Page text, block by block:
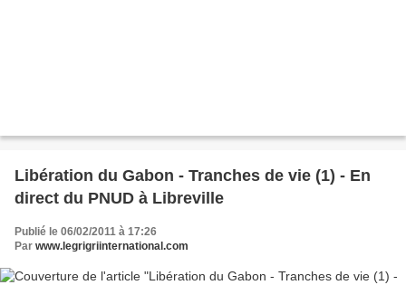
Libération du Gabon - Tranches de vie (1) - En
direct du PNUD à Libreville
Publié le 06/02/2011 à 17:26
Par www.legrigriinternational.com